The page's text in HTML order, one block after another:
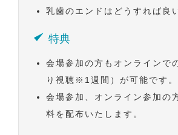
乳歯のエンドはどうすれば良
特典
会場参加の方もオンラインで
り視聴※1週間）が可能です。
会場参加、オンライン参加の
料を配布いたします。